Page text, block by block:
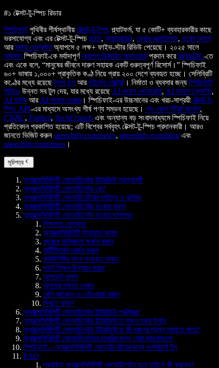
#১ টেক্সট-টু-স্পিচ রিডার
স্পিচিফাই পৃথিবীর শীর্ষস্থানীয় টেক্সট-টু-স্পিচ প্ল্যাটফর্ম, যা ৫ কোটি+ ব্যবহারকারীর কাছে
ভরসাযোগ্য এবং এর টেক্সট-টু-স্পিচ iOS, অ্যান্ড্রয়েড, ক্রোম এক্সটেনশন, ওয়েব অ্যাপ
আরম্যাক ডেস্কটপ অ্যাপসে ৫ লক্ষ+ ফাইভ-স্টার রিভিউ পেয়েছে। ২০২৫ সালে
অ্যাপলস্পিচিফাই-কে মর্যাদাপূর্ণঅ্যাপল ডিজাইন অ্যাওয়ার্ড প্রদান করেWWDC-তে
এবং একে বলে, “মানুষের জীবনে দারুণ সহায়ক একটি গুরুত্বপূর্ণ রিসোর্স।” স্পিচিফাই
৬০+ ভাষায় ১,০০০+ প্রাকৃতিক কণ্ঠ নিয়ে প্রায় ২০০ দেশে ব্যবহৃত হচ্ছে। সেলিব্রিটি
কণ্ঠের মধ্যে রয়েছেস্নুপ ডগ আরগুইনেথ পেল্ট্রো । নির্মাতা ও ব্যবসার জন্য স্পিচিফাই
স্টুডিও উন্নত সব টুল দেয়, যার মধ্যে রয়েছে AI ভয়েস জেনারেটর, AI ভয়েস ক্লোনিং,
AI ডাবিং আর AI ভয়েস চেঞ্জার। স্পিচিফাই-এর উচ্চমানের এবং খরচ-সাশ্রয়ী টেক্সট-টু-
স্পিচ API-এর মাধ্যমে অসংখ্য শীর্ষ পণ্য সম্ভব হয়েছে। দ্য ওয়াল স্ট্রিট জার্নাল,
CNBC, Forbes, TechCrunch এবং অন্যান্য বড় সংবাদমাধ্যমে স্পিচিফাই নিয়ে
প্রতিবেদন প্রকাশিত হয়েছে; এটি বিশ্বের সর্ববৃহৎ টেক্সট-টু-স্পিচ প্রদানকারী। আরও
জানতে ভিজিট করুনspeechify.com/news, speechify.com/blog এবং
speechify.com/press ।
সূচিপত্র
অ্যাক্সেসিবিলিটি কোঅর্ডিনেটর ইন্টারভিউ প্রশ্নাবলী
অ্যাক্সেসিবিলিটি কোঅর্ডিনেটর কে?
অ্যাক্সেসিবিলিটি কোঅর্ডিনেটরের দায়িত্ব ও ভূমিকা
অ্যাক্সেসিবিলিটি কোঅর্ডিনেটর হওয়ার সুফল
অ্যাক্সেসিবিলিটি কোঅর্ডিনেটর হওয়ার ধাপসমূহ
শিক্ষাগত যোগ্যতা
অ্যাক্সেসিবিলিটি স্ট্যান্ডার্ড জানুন
কাজের অভিজ্ঞতা অর্জন করুন
সার্টিফিকেট অর্জন করুন
কমিউনিটির সাথে সংযুক্ত থাকুন
সফট স্কিল উন্নয়ন করুন
আপডেট থাকুন
আপনার দক্ষতা দেখান
বেশি আবেদন ও নেটওয়ার্ক করুন
শিখতে থাকুন
অ্যাক্সেসিবিলিটি কোঅর্ডিনেটর ইন্টারভিউ প্রক্রিয়া
অ্যাক্সেসিবিলিটি কোঅর্ডিনেটর ইন্টারভিউতে সফল হবার উপায়
অ্যাক্সেসিবিলিটি কোঅর্ডিনেটর ইন্টারভিউতে কী ধরনের প্রশ্ন আসতে পারে?
অ্যাক্সেসিবিলিটি কোঅর্ডিনেটরের চাকরির জন্য সেরা জায়গাগুলো
স্পিচিফাই—অ্যাক্সেসিবিলিটি কোঅর্ডিনেটরের জন্য অপরিহার্য টুল
FAQ
প্রযুক্তি অ্যাক্সেসিবিলিটি কোঅর্ডিনেটর হতে চাইলে কী করবেন?